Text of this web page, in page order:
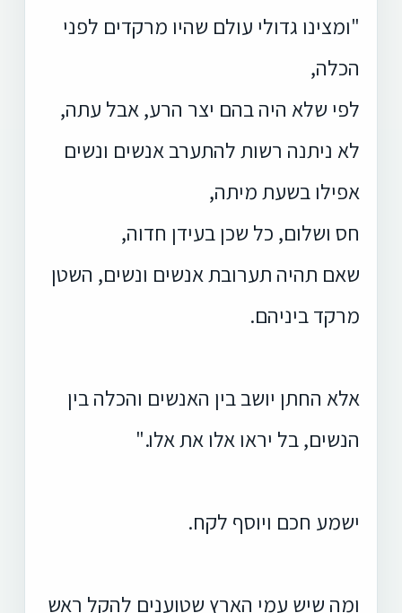
"ומצינו גדולי עולם שהיו מרקדים לפני
הכלה,
לפי שלא היה בהם יצר הרע, אבל עתה,
לא ניתנה רשות להתערב אנשים ונשים
אפילו בשעת מיתה,
חס ושלום, כל שכן בעידן חדוה,
שאם תהיה תערובת אנשים ונשים, השטן
מרקד ביניהם.
אלא החתן יושב בין האנשים והכלה בין
הנשים, בל יראו אלו את אלו."
ישמע חכם ויוסף לקח.
ומה שיש עמי הארץ שטוענים להקל ראש